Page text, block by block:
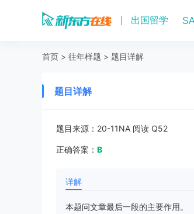
出国留学
首页 > 往年样题 > 题目详解
题目详解
题目来源： 20-11NA 阅读 Q52
正确答案： B
详解
本题问文章最后一段的主要作用。